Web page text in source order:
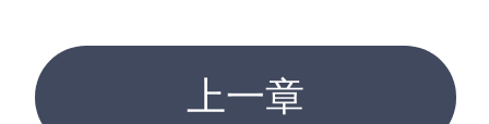
上一章